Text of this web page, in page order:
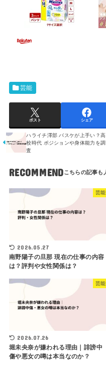
芸能
ポスト シェア
ハライチ澤部 バスケが上手い？高
校時代 ポジションや身体能力を調
査
RECOMMEND
芸能
2026.05.27
南野陽子の旦那 現在の仕事の内容
は？評判や女性関係は？
芸能
2026.07.26
堀未央奈が嫌われる理由｜誹謗中
傷や悪女の噂は本当なのか？